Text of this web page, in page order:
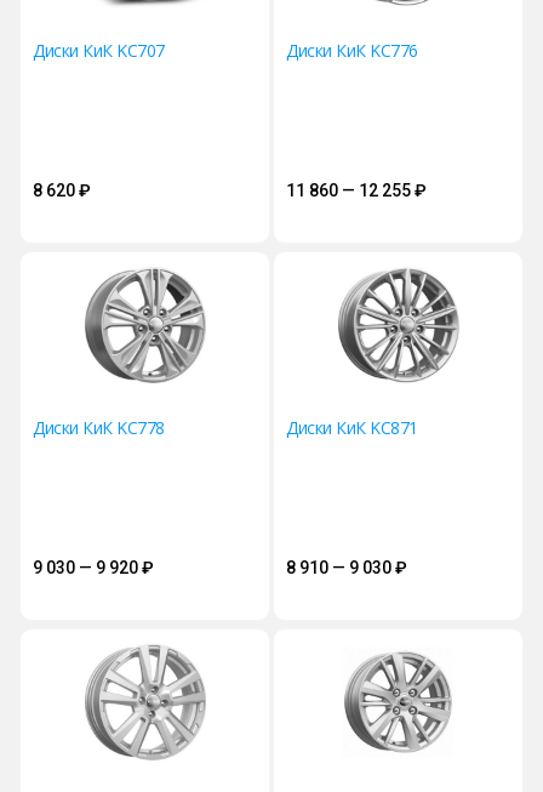
Диски КиК KC707
8 620₽
Диски КиК KC776
11 860 — 12 255₽
Диски КиК KC778
9 030 — 9 920₽
Диски КиК KC871
8 910 — 9 030₽